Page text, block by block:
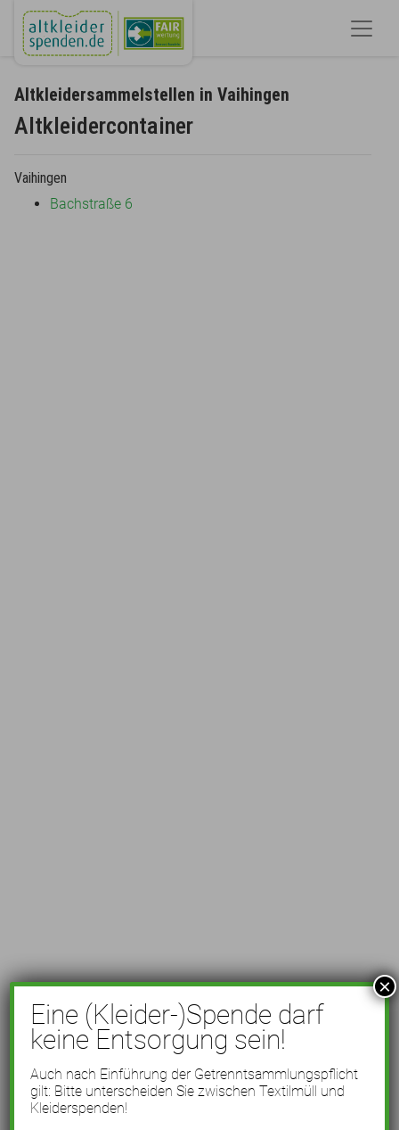
Altkleidersammelstellen in Vaihingen
Altkleidercontainer
Vaihingen
Bachstraße 6
Eine (Kleider-)Spende darf
keine Entsorgung sein!
Auch nach Einführung der Getrenntsammlungspflicht
gilt: Bitte unterscheiden Sie zwischen Textilmüll und
Kleiderspenden!
×